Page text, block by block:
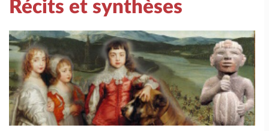
Récits et synthèses